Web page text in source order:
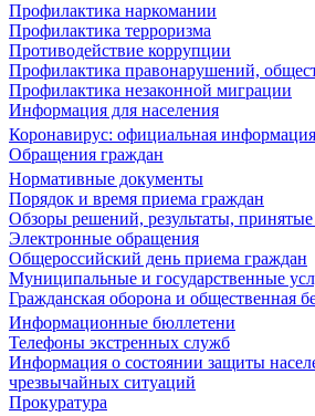
Профилактика наркомании
Профилактика терроризма
Противодействие коррупции
Профилактика правонарушений,
Профилактика незаконной миграции
Информация для населения
Коронавирус: официальная информация
Обращения граждан
Нормативные документы
Порядок и время приема граждан
Обзоры решений, результаты,
Электронные обращения
Общероссийский день приема граждан
Муниципальные и государственные
Гражданская оборона и общественная
Информационные бюллетени
Телефоны экстренных служб
Информация о состоянии защиты
чрезвычайных ситуаций
Прокуратура